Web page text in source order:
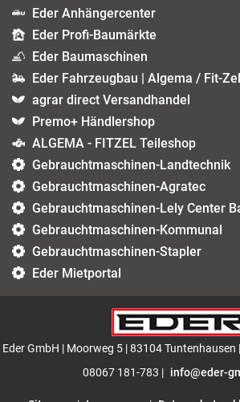
Eder Anhängercenter
Eder Profi-Baumärkte
Eder Baumaschinen
Eder Fahrzeugbau | Algema / Fit-Zel
agrar direct Versandhandel
Premo+ Händlershop
ALGEMA - FITZEL Teileshop
Gebrauchtmaschinen-Landtechnik
Gebrauchtmaschinen-Agratec
Gebrauchtmaschinen-Lely Center
Gebrauchtmaschinen-Kommunal
Gebrauchtmaschinen-Stapler
Eder Mietportal
Eder GmbH | Moorweg 5 | 83104 Tuntenhausen |
08067 181-783 | info@eder-